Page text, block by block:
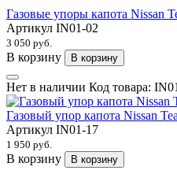
Газовые упоры капота Nissan
Артикул IN01-02
3 050 руб.
В корзину В корзину
Нет в наличии Код товара:
Газовый упор капота Nissan
Артикул IN01-17
1 950 руб.
В корзину В корзину